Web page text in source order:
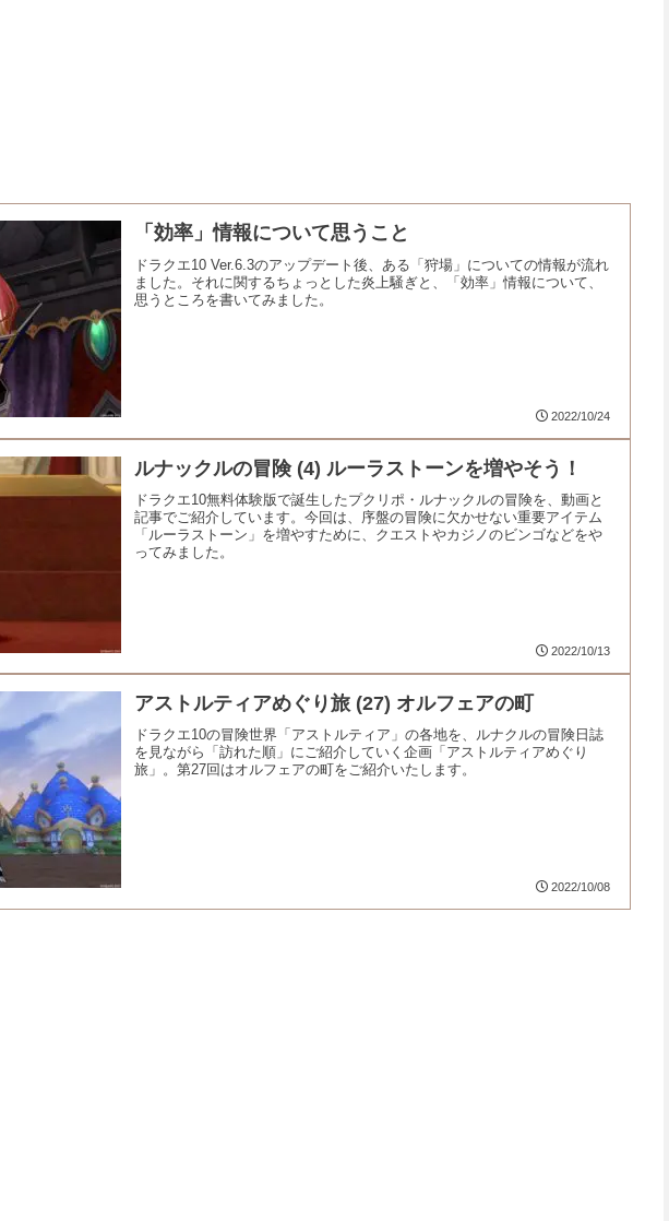
「効率」情報について思うこと
ドラクエ10 Ver.6.3のアップデート後、ある「狩場」についての情報が流れ
ました。それに関するちょっとした炎上騒ぎと、「効率」情報について、
思うところを書いてみました。
2022/10/24
ルナックルの冒険 (4) ルーラストーンを増やそう！
ドラクエ10無料体験版で誕生したプクリポ・ルナックルの冒険を、動画と
記事でご紹介しています。今回は、序盤の冒険に欠かせない重要アイテム
「ルーラストーン」を増やすために、クエストやカジノのビンゴなどをや
ってみました。
2022/10/13
アストルティアめぐり旅 (27) オルフェアの町
ドラクエ10の冒険世界「アストルティア」の各地を、ルナクルの冒険日誌
を見ながら「訪れた順」にご紹介していく企画「アストルティアめぐり
旅」。第27回はオルフェアの町をご紹介いたします。
2022/10/08